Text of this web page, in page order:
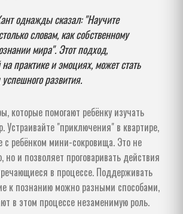
однажды сказал: "Научите
словам, как собственному
мира". Этот подход,
практике и эмоциях, может стать
развития.
которые помогают ребёнку изучать
Устраивайте "приключения" в квартире,
с ребёнком мини-сокровища. Это не
но и позволяет проговаривать действия
в процессе. Поддерживать
к познанию можно разными способами,
в этом процессе незаменимую роль.